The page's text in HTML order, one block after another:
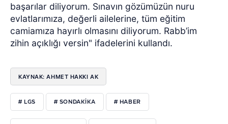
başarılar diliyorum. Sınavın gözümüzün nuru
evlatlarımıza, değerli ailelerine, tüm eğitim
camiamıza hayırlı olmasını diliyorum. Rabb’im
zihin açıklığı versin" ifadelerini kullandı.
KAYNAK: AHMET HAKKI AK
# LGS # SONDAKIKA # HABER